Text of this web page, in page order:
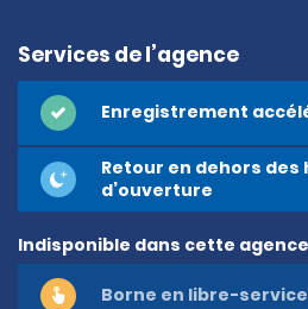
Services de l’agence
Enregistrement
Retour en dehors des
d’ouverture
Indisponible dans cette agence
Borne en libre-service